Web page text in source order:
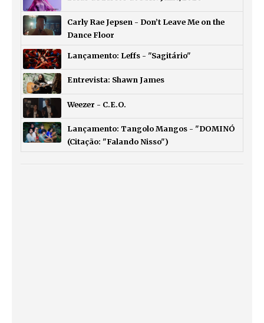
Carly Rae Jepsen - Don’t Leave Me on the
Dance Floor
Lançamento: Leffs - "Sagitário"
Entrevista: Shawn James
Weezer - C.E.O.
Lançamento: Tangolo Mangos - "DOMINÓ
(Citação: "Falando Nisso")